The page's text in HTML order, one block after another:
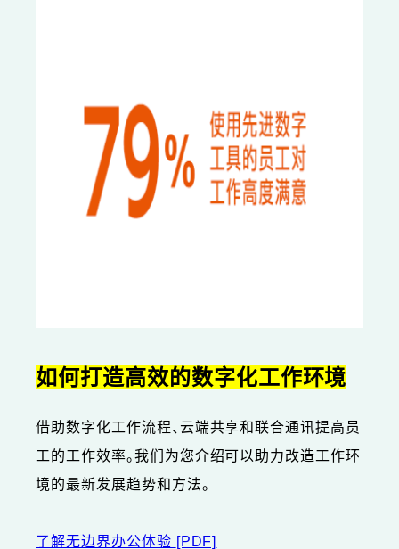
如何打造高效的数字化工作环境
借助数字化工作流程、云端共享和联合通讯提高员
工的工作效率。我们为您介绍可以助力改造工作环
境的最新发展趋势和方法。
了解无边界办公体验 [PDF]